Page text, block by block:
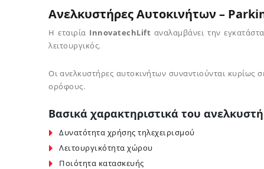
Ανελκυστήρες Αυτοκινήτων –
Η εταιρία InnovatechLift αναλαμβάνει την
λειτουργικός.
Οι ανελκυστήρες αυτοκινήτων συναντιούνται
ορόφους.
Βασικά χαρακτηριστικά του
Δυνατότητα χρήσης τηλεχειρισμού
Λειτουργικότητα χώρου
Ποιότητα κατασκευής